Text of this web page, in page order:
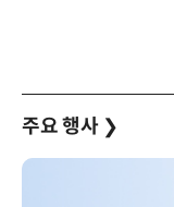
주요 행사 ❯